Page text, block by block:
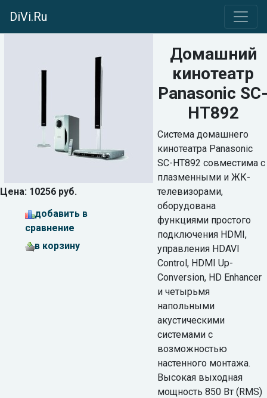
DiVi.Ru
Цена: 10256 руб.
добавить в
сравнение
в корзину
Домашний
кинотеатр
Panasonic
HT892
Система домашнего
кинотеатра Panasonic
SC-HT892 совместима с
плазменными и ЖК-
телевизорами,
оборудована
функциями простого
подключения HDMI,
управления HDAVI
Control, HDMI Up-
Conversion, HD Enhancer
и четырьмя
напольными
акустическими
системами с
возможностью
настенного монтажа.
Высокая выходная
мощность 850 Вт (RMS)